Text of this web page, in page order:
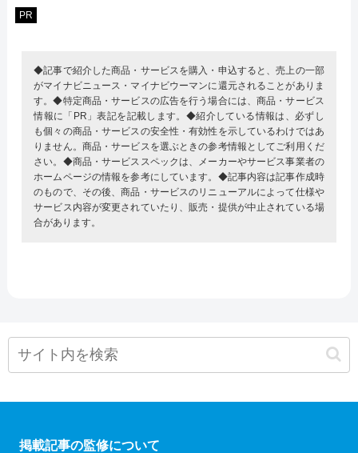
PR
◆記事で紹介した商品・サービスを購入・申込すると、売上の一部
がマイナビニュース・マイナビウーマンに還元されることがありま
す。◆特定商品・サービスの広告を行う場合には、商品・サービス
情報に「PR」表記を記載します。◆紹介している情報は、必ずし
も個々の商品・サービスの安全性・有効性を示しているわけではあ
りません。商品・サービスを選ぶときの参考情報としてご利用くだ
さい。◆商品・サービススペックは、メーカーやサービス事業者の
ホームページの情報を参考にしています。◆記事内容は記事作成時
のもので、その後、商品・サービスのリニューアルによって仕様や
サービス内容が変更されていたり、販売・提供が中止されている場
合があります。
掲載記事の監修について